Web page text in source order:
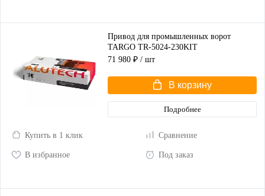
Привод для промышленных ворот
TARGO TR-5024-230KIT
71 980 ₽ / шт
В корзину
Подробнее
Купить в 1 клик Сравнение
В избранное Под заказ